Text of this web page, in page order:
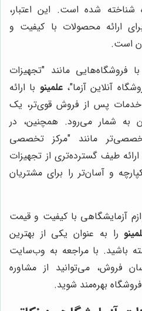
شناخته شده است. این اعتبار،
ارائه محصولات با کیفیت و
است.
فروشگاه‌هایی مانند "تجهیزات
آنلاین آزما"،علمینو با ارائه
پس از فروش قوی‌تر، یک
به شمار می‌رود. همچنین، در
مانند "مرکز تخصصی
ارائه طیف گسترده‌تری از تجهیزات
و آسان‌تر را برای مشتریان
آزمایشگاهی با کیفیت و قیمت
را به عنوان یکی از بهترین
باشید. با مراجعه به وب‌سایت
فروش، می‌توانید از مشاوره
بهره‌مند شوید.